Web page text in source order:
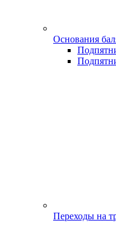
Основания
Переходы на